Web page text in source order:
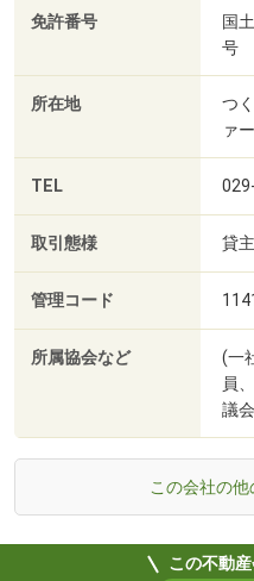
免許番号
国
号
所在地
つ
ァ
TEL
取引態様 貸主
管理コード
所属協会など
(一
員
議
この会社の
この不動